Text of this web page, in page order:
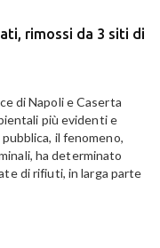
rimossi da 3 siti di
di Napoli e Caserta
più evidenti e
il fenomeno,
ha determinato
di rifiuti, in larga parte